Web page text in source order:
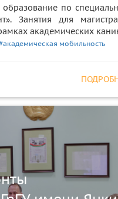
по
Занятия для
академических
мобильность